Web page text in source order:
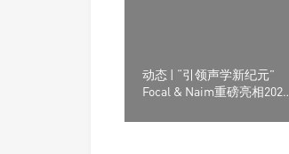
动态 | “引领声学新纪元”
Focal & Naim重磅亮相2023